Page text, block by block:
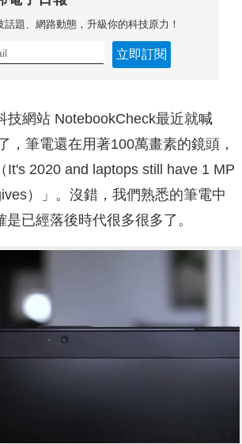
題、網路動態，升級你的科技原力！
立即訂閱
技網站 NotebookCheck最近就喊
，筆電還在用著100萬畫素的鏡頭，
It's 2020 and laptops still have 1 MP
）」。沒錯，我們熟悉的筆電中
已經落後時代很多很多了。